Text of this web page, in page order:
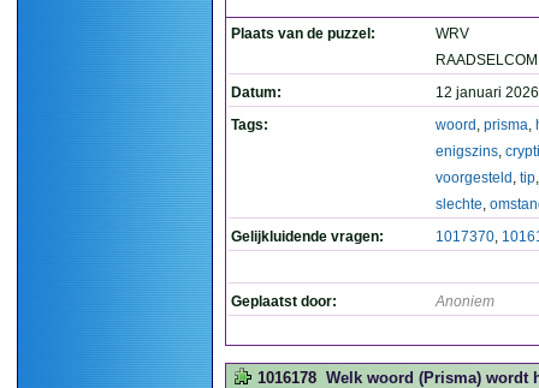
Plaats van de puzzel:
WRV
Datum:
12 januari
Tags:
woord , prisma,
enigszins,
voorgesteld , tip
slechte,
Gelijkluidende vragen:
1017370,
Geplaatst door: Anoniem
1016178 Welk woord (Prisma) wordt